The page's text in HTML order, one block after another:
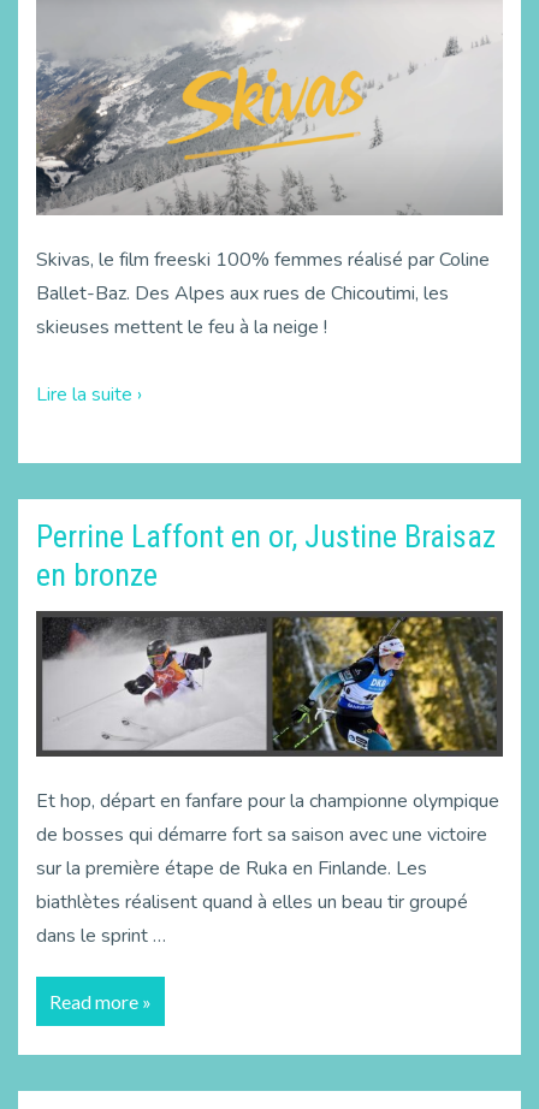
Skivas, le film freeski 100% femmes réalisé par Coline
Ballet-Baz. Des Alpes aux rues de Chicoutimi, les
skieuses mettent le feu à la neige !
Lire la suite ›
Perrine Laffont en or, Justine Braisaz
en bronze
Et hop, départ en fanfare pour la championne olympique
de bosses qui démarre fort sa saison avec une victoire
sur la première étape de Ruka en Finlande. Les
biathlètes réalisent quand à elles un beau tir groupé
dans le sprint …
Read more »